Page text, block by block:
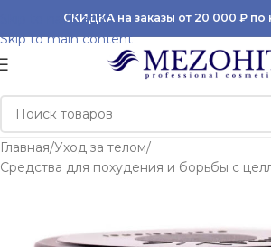
Skip to navigation
Skip to main content
СКИДКА на заказы от 20 000 ₽ по
Главная/Уход за телом/
Средства для похудения и борьбы с